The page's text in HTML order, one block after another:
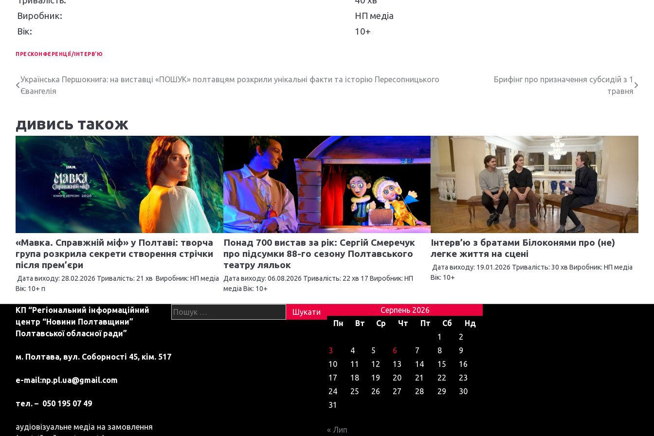
Виробник:
НП медіа
Вік:
10+
ПРЕСКОНФЕРЕНЦІЇ/ІНТЕРВ'Ю
Н
і
г
а
я
з
а
п
и
с
і
Українська Першокнига: на виставці «ПОШУК» полтавцям розкрили унікальні факти та історію Пересопницького
Євангелія
Брифінг про призначення субсидій з 1
травня
дивись також
«Мавка. Справжній міф» у Полтаві: творча
група розкрила секрети створення стрічки
після прем’єри
Дата виходу: 28.02.2026 Тривалість: 21 хв Виробник: НП медіа
Вік: 10+ п
Понад 700 вистав за рік: Сергій Смеречук
про підсумки 88-го сезону Полтавського
театру ляльок
Дата виходу: 06.08.2026 Тривалість: 22 хв 17 Виробник: НП
медіа Вік: 10+
Інтерв’ю з братами Білоконями про (не)
легке життя на сцені
Дата виходу: 19.01.2026 Тривалість: 30 хв Виробник: НП медіа
Вік: 10+
КП “Регіональний інформаційний
центр “Новини Полтавщини”
Полтавської обласної ради”
м. Полтава, вул. Соборності 45, кім. 517
e-mail:np.pl.ua@gmail.com
тел. – 050 195 07 49
аудіовізуальне медіа на замовлення
Пошук:
Серпень 2026
Пн
Вт Ср Чт Пт Сб
Нд
1
2
3
4 5 6 7 8
9
10
11 12 13 14 15
16
17
18 19 20 21 22
23
24
25 26 27 28 29
30
31
« Лип